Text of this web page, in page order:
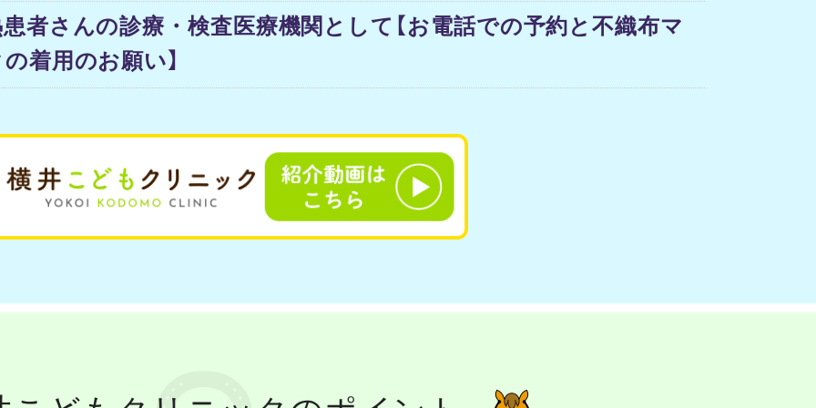
者さんの診療・検査医療機関として【お電話での予約と不織布マ
着用のお願い】